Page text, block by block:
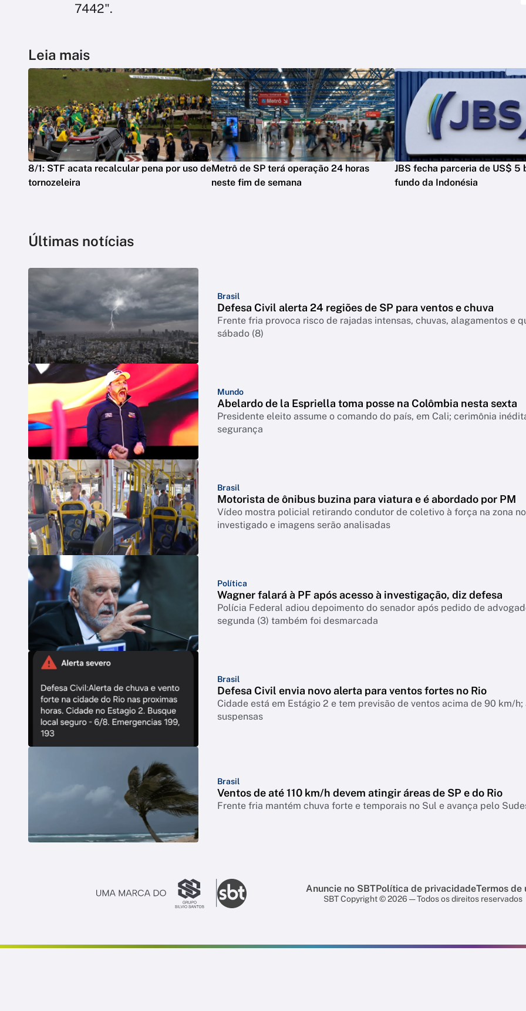
7442".
Leia mais
8/1: STF acata recalcular pena por uso de
tornozeleira
Metrô de SP terá operação 24 horas
neste fim de semana
JBS fecha parceria de US$ 5
fundo da Indonésia
Últimas notícias
Brasil
Defesa Civil alerta 24 regiões de SP para ventos e chuva
Frente fria provoca risco de rajadas intensas, chuvas, alagamentos e
sábado (8)
Mundo
Abelardo de la Espriella toma posse na Colômbia nesta sexta
Presidente eleito assume o comando do país, em Cali; cerimônia
segurança
Brasil
Motorista de ônibus buzina para viatura e é abordado por PM
Vídeo mostra policial retirando condutor de coletivo à força na zona
investigado e imagens serão analisadas
Política
Wagner falará à PF após acesso à investigação, diz defesa
Polícia Federal adiou depoimento do senador após pedido de
segunda (3) também foi desmarcada
Brasil
Defesa Civil envia novo alerta para ventos fortes no Rio
Cidade está em Estágio 2 e tem previsão de ventos acima de 90 km/
suspensas
Brasil
Ventos de até 110 km/h devem atingir áreas de SP e do Rio
Frente fria mantém chuva forte e temporais no Sul e avança pelo
Anuncie no SBTPolítica de privacidadeTermos de
SBT Copyright © 2026 — Todos os direitos reservados